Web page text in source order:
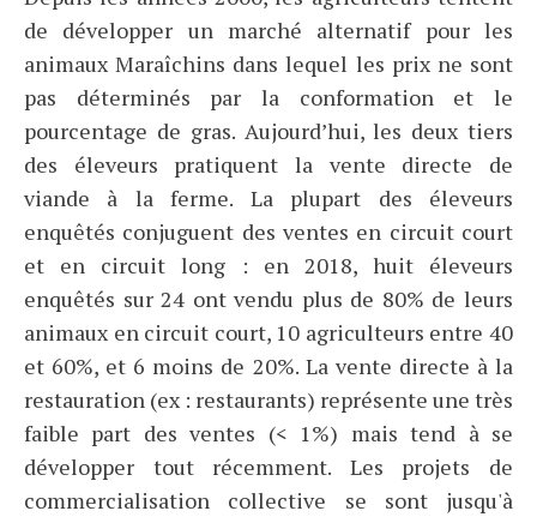
de développer un marché alternatif pour les
animaux Maraîchins dans lequel les prix ne sont
pas déterminés par la conformation et le
pourcentage de gras. Aujourd’hui, les deux tiers
des éleveurs pratiquent la vente directe de
viande à la ferme. La plupart des éleveurs
enquêtés conjuguent des ventes en circuit court
et en circuit long : en 2018, huit éleveurs
enquêtés sur 24 ont vendu plus de 80% de leurs
animaux en circuit court, 10 agriculteurs entre 40
et 60%, et 6 moins de 20%. La vente directe à la
restauration (ex : restaurants) représente une très
faible part des ventes (< 1%) mais tend à se
développer tout récemment. Les projets de
commercialisation collective se sont jusqu'à